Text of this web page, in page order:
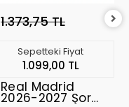
1.373,75 TL
Sepetteki Fiyat
1.099,00 TL
Real Madrid
2026-2027 Şort